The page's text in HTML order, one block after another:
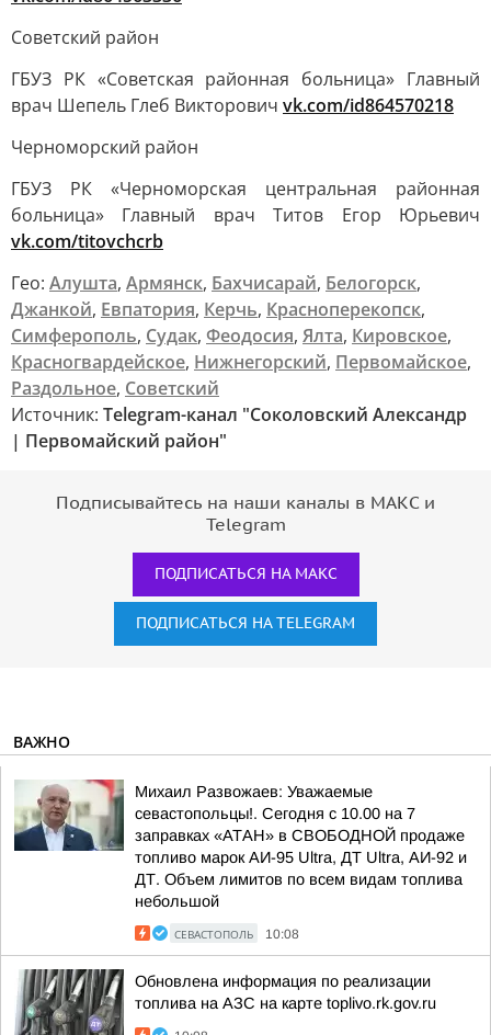
Советский район
ГБУЗ РК «Советская районная больница» Главный
врач Шепель Глеб Викторович vk.com/id864570218
Черноморский район
ГБУЗ РК «Черноморская центральная районная
больница» Главный врач Титов Егор Юрьевич
vk.com/titovchcrb
Гео: Алушта, Армянск, Бахчисарай, Белогорск,
Джанкой, Евпатория, Керчь, Красноперекопск,
Симферополь, Судак, Феодосия, Ялта, Кировское,
Красногвардейское, Нижнегорский, Первомайское,
Раздольное, Советский
Источник: Telegram-канал "Соколовский Александр
| Первомайский район"
Подписывайтесь на наши каналы в МАКС и
Telegram
ПОДПИСАТЬСЯ НА МАКС
ПОДПИСАТЬСЯ НА TELEGRAM
ВАЖНО
Михаил Развожаев: Уважаемые
севастопольцы!. Сегодня с 10.00 на 7
заправках «АТАН» в СВОБОДНОЙ продаже
топливо марок АИ-95 Ultra, ДТ Ultra, АИ-92 и
ДТ. Объем лимитов по всем видам топлива
небольшой
СЕВАСТОПОЛЬ 10:08
Обновлена информация по реализации
топлива на АЗС на карте toplivo.rk.gov.ru